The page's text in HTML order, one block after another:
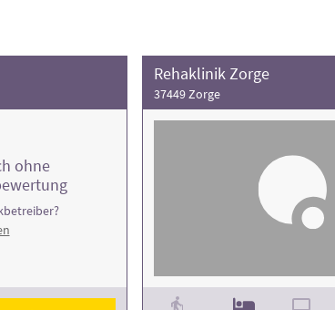
ohne
Rehaklinik Zorge
37449 Zorge